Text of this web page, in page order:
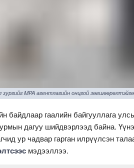
зургийг MPA агентлагийн онцгой
байдлаар гаалийн байгууллага
дагуу шийдвэрлээд байна.
ур чадвар гарган илрүүлсэн
мэдээллээ.